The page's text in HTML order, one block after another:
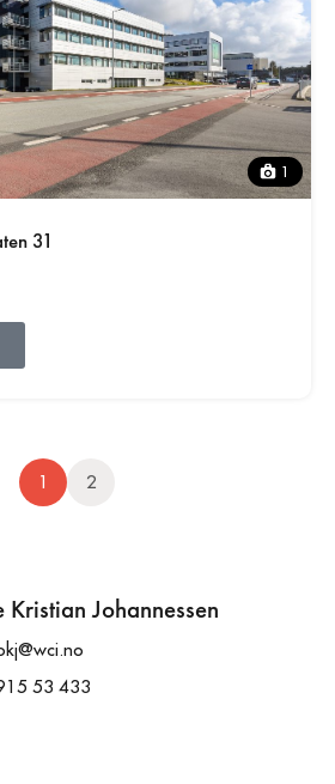
1
31
1 2
Kristian Johannessen
53 433